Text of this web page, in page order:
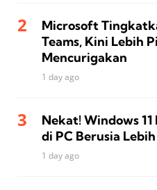
Microsoft
Teams, Kini Lebih
Mencurigakan
1 day ago
Nekat! Windows
di PC Berusia
1 day ago